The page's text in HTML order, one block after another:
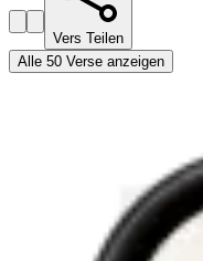
Vers Teilen
Alle 50 Verse anzeigen